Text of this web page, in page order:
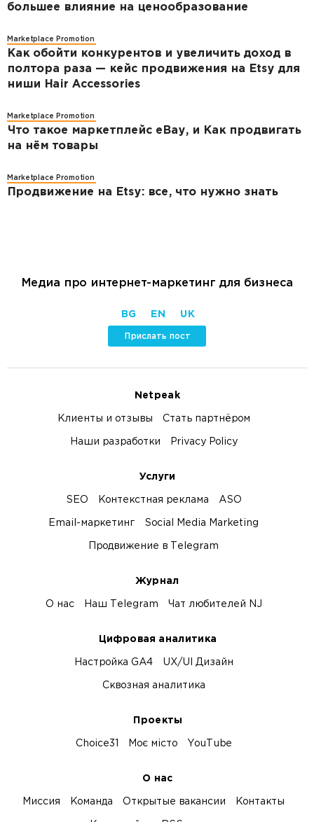
большее влияние на ценообразование
Marketplace Promotion
Как обойти конкурентов и увеличить доход в
полтора раза — кейс продвижения на Etsy для
ниши Hair Accessories
Marketplace Promotion
Что такое маркетплейс eBay, и Как продвигать
на нём товары
Marketplace Promotion
Продвижение на Etsy: все, что нужно знать
Медиа про интернет-маркетинг для бизнеса
BG EN UK
Прислать пост
Netpeak
Клиенты и отзывы Стать партнёром
Наши разработки Privacy Policy
Услуги
SEO Контекстная реклама ASO
Email-маркетинг Social Media Marketing
Продвижение в Telegram
Журнал
О нас Наш Telegram Чат любителей NJ
Цифровая аналитика
Настройка GA4 UX/UI Дизайн
Сквозная аналитика
Проекты
Choice31 Моє місто YouTube
О нас
Миссия Команда Открытые вакансии Контакты